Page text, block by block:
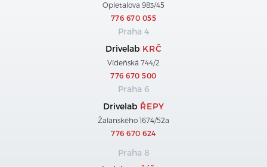
Opletalova 983/45
776 670 055
Praha 4
Drivelab KRČ
Vídeňská 744/2
776 670 500
Praha 6
Drivelab ŘEPY
Žalanského 1674/52a
776 670 624
Praha 8